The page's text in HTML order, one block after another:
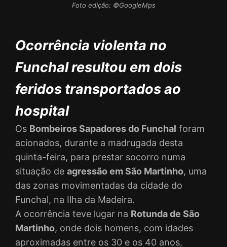
Foto edição: ©GoogleMps
Ocorrência violenta no
Funchal resultou em dois
feridos transportados ao
hospital
Os Bombeiros Sapadores do Funchal foram
acionados, durante a madrugada desta
quinta-feira, para prestar socorro numa
situação de agressão em São Martinho, uma
das zonas movimentadas da cidade do
Funchal, na Ilha da Madeira.
A ocorrência teve lugar na Rotunda de São
Martinho, onde dois homens, com idades
aproximadas entre os 30 e os 40 anos,